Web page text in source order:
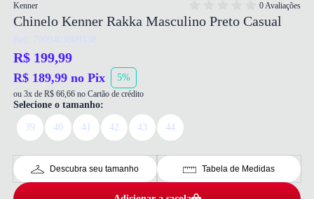
Kenner
0 Avaliações
Chinelo Kenner Rakka Masculino Preto Casual
Ref: 7909403909138
R$ 199,99
R$ 189,99 no Pix 5%
ou 3x de R$ 66,66 no Cartão de crédito
Selecione o tamanho:
39 40 41 42 43 44
Descubra seu tamanho Tabela de Medidas